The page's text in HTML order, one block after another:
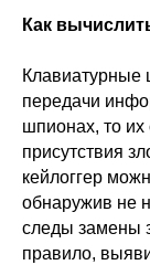
Как
передачи
шпионах, то их
присутствия
кейлоггер
обнаружив не
следы замены
правило,